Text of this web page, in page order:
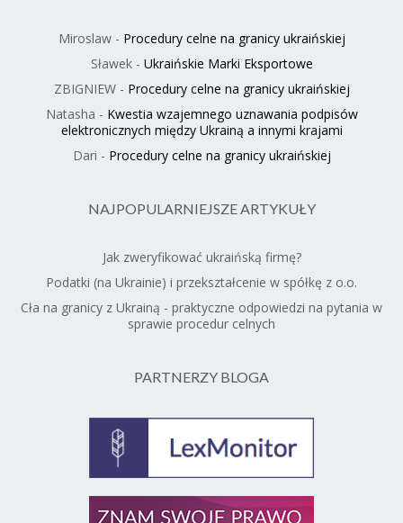
Miroslaw- Procedury celne na granicy ukraińskiej
Sławek- Ukraińskie Marki Eksportowe
ZBIGNIEW- Procedury celne na granicy ukraińskiej
Natasha - Kwestia wzajemnego uznawania podpisów
elektronicznych między Ukrainą a innymi krajami
Dari - Procedury celne na granicy ukraińskiej
NAJPOPULARNIEJSZE ARTYKUŁY
Jak zweryfikować ukraińską firmę?
Podatki (na Ukrainie) i przekształcenie w spółkę z o.o.
Cła na granicy z Ukrainą - praktyczne odpowiedzi na pytania w
sprawie procedur celnych
PARTNERZY BLOGA